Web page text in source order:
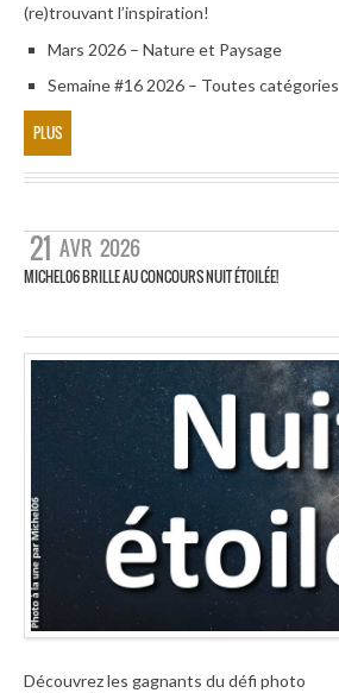
(re)trouvant l’inspiration!
Mars 2026 – Nature et Paysage
Semaine #16 2026 – Toutes catégories
PLUS
21 AVR 2026
MICHEL06 BRILLE AU CONCOURS NUIT ÉTOILÉE!
Découvrez les gagnants du défi photo